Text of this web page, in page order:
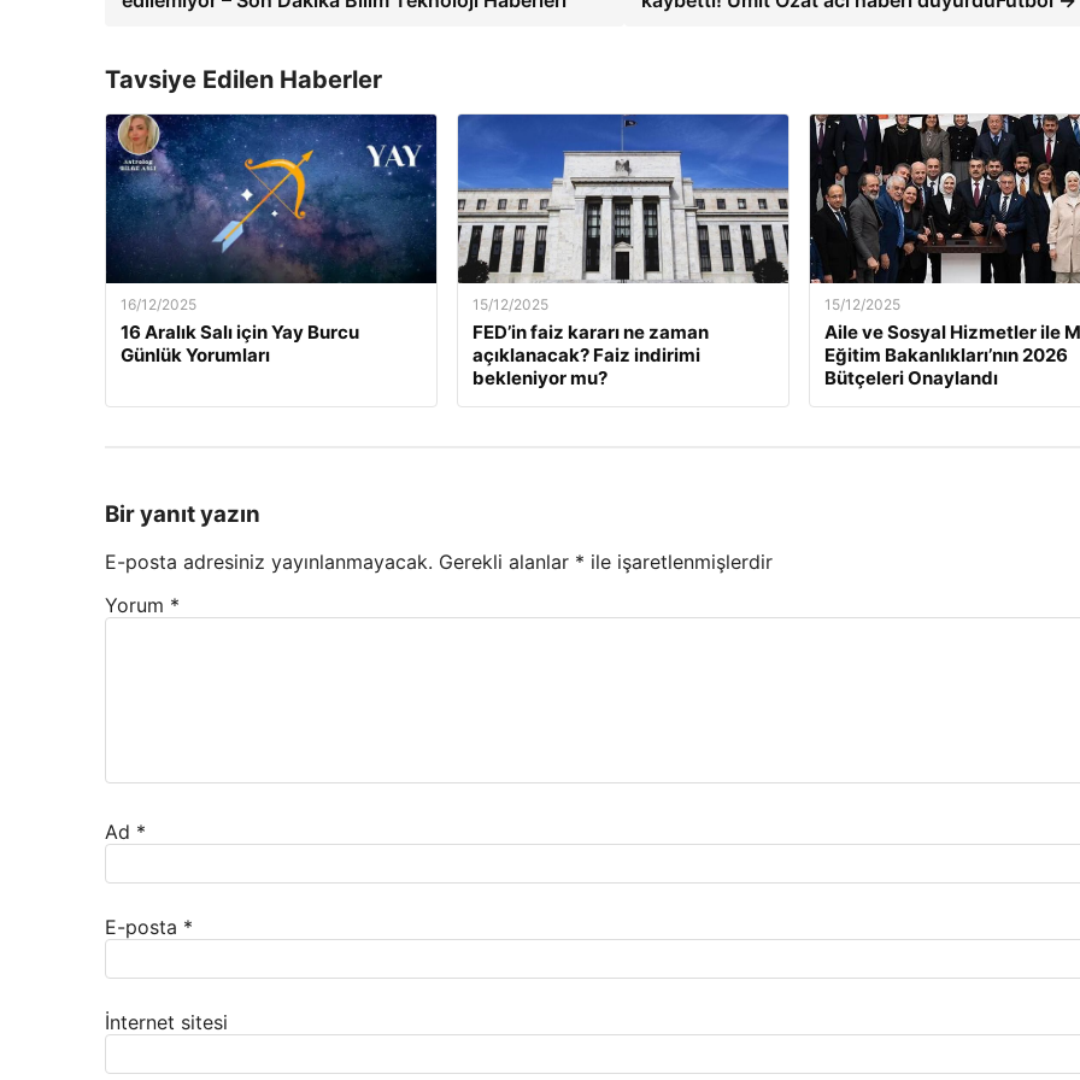
Tavsiye Edilen Haberler
16/12/2025
16 Aralık Salı için Yay Burcu
Günlük Yorumları
15/12/2025
FED’in faiz kararı ne zaman
açıklanacak? Faiz indirimi
bekleniyor mu?
15/12/2025
Aile ve Sosyal Hizmetler ile
Eğitim Bakanlıkları’nın 2026
Bütçeleri Onaylandı
Bir yanıt yazın
E-posta adresiniz yayınlanmayacak. Gerekli alanlar * ile işaretlenmişlerdir
Yorum *
Ad *
E-posta *
İnternet sitesi